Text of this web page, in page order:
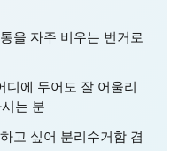
을 자주 비우는 번거로
디에 두어도 잘 어울리
는 분
고 싶어 분리수거함 겸